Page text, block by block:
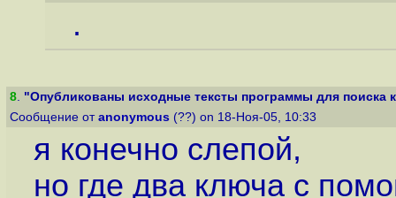
.
8. "Опубликованы исходные тексты программы для поиска
Сообщение от anonymous (??) on 18-Ноя-05, 10:33
я конечно слепой,
но где два ключа с